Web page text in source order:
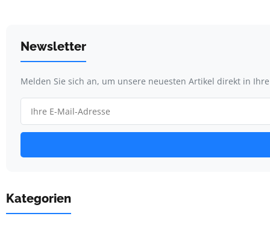
Newsletter
Melden Sie sich an, um unsere neuesten Artikel direkt in
Kategorien